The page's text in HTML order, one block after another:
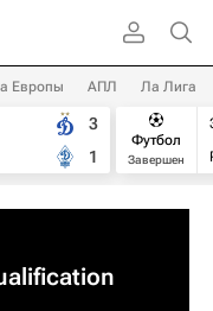
Европы АПЛ Ла Лига
3
1
Футбол
Завершен